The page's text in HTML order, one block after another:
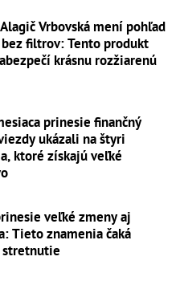
Vrbovská mení pohľad
bez filtrov: Tento produkt
krásnu rozžiarenú
prinesie finančný
ukázali na štyri
ktoré získajú veľké
veľké zmeny aj
Tieto znamenia čaká
stretnutie